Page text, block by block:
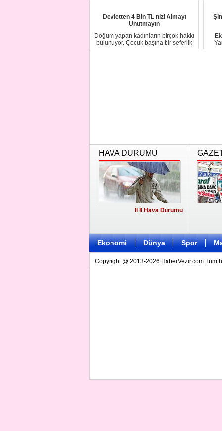
Devletten 4 Bin TL nizi Almayı
Unutmayın
Doğum yapan kadınların birçok hakkı
bulunuyor. Çocuk başına bir seferlik
HAVA DURUMU
İl İl Hava Durumu
Ekonomi Dünya Spor
Copyright @ 2013-2026 HaberVezir.com Tüm